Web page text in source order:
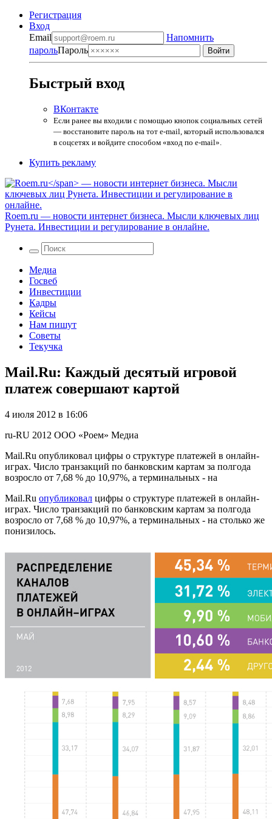
Регистрация
Вход
Email
Напомнить
парольПароль
Быстрый вход
ВКонтакте
Если ранее вы входили с помощью кнопок социальных сетей
— восстановите пароль на тот e-mail, который использовался
в соцсетях и войдите способом «вход по e-mail».
Купить рекламу
Roem.ru — новости интернет бизнеса. Мысли ключевых лиц
Рунета. Инвестиции и регулирование в онлайне.
Медиа
Госвеб
Инвестиции
Кадры
Кейсы
Нам пишут
Советы
Текучка
Mail.Ru: Каждый десятый игровой
платеж совершают картой
4 июля 2012 в 16:06
ru-RU 2012 ООО «Роем» Медиа
Mail.Ru опубликовал цифры о структуре платежей в онлайн-
играх. Число транзакций по банковским картам за полгода
возросло от 7,68 % до 10,97%, а терминальных - на
Mail.Ru опубликовал цифры о структуре платежей в онлайн-
играх. Число транзакций по банковским картам за полгода
возросло от 7,68 % до 10,97%, а терминальных - на столько же
понизилось.